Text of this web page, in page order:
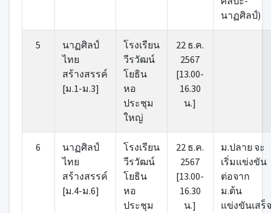
นาฏศิลป์)
5
นาฏศิลป์
ไทย
สร้างสรรค์
[ม.1-ม.3]
โรงเรียน
วีรวัฒน์
โยธิน
หอ
ประชุม
ใหญ่
22 ธ.ค.
2567
[13.00-
16.30
น.]
6
นาฏศิลป์
ไทย
สร้างสรรค์
[ม.4-ม.6]
โรงเรียน
วีรวัฒน์
โยธิน
หอ
ประชุม
22 ธ.ค.
2567
[13.00-
16.30
น.]
ม.ปลาย จะ
เริ่มแข่งขัน
ต่อจาก
ม.ต้น
แข่งขันเสร็จ